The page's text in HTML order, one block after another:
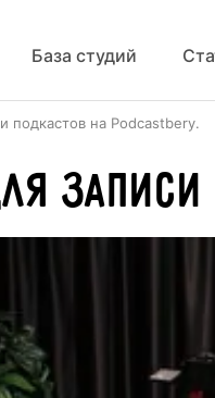
База студий
подкастов на Podcastbery.